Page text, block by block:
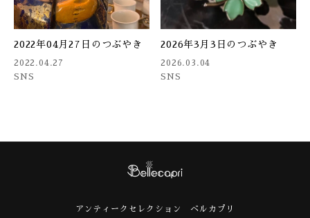
2022年04月27日のつぶやき
2022.04.27
SNS
2026年3月3日のつぶやき
2026.03.04
SNS
アンティークセレクション ベルカプリ